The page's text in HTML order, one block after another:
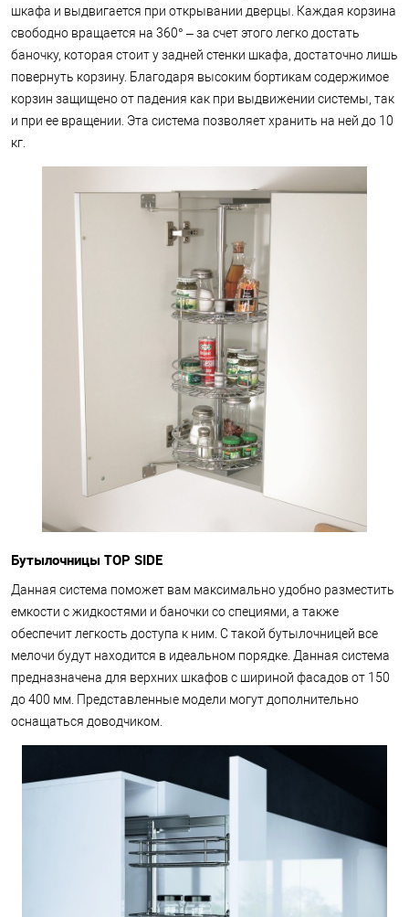
шкафа и выдвигается при открывании дверцы. Каждая корзина
свободно вращается на 360° – за счет этого легко достать
баночку, которая стоит у задней стенки шкафа, достаточно лишь
повернуть корзину. Благодаря высоким бортикам содержимое
корзин защищено от падения как при выдвижении системы, так
и при ее вращении. Эта система позволяет хранить на ней до 10
кг.
Бутылочницы TOP SIDE
Данная система поможет вам максимально удобно разместить
емкости с жидкостями и баночки со специями, а также
обеспечит легкость доступа к ним. С такой бутылочницей все
мелочи будут находится в идеальном порядке. Данная система
предназначена для верхних шкафов с шириной фасадов от 150
до 400 мм. Представленные модели могут дополнительно
оснащаться доводчиком.